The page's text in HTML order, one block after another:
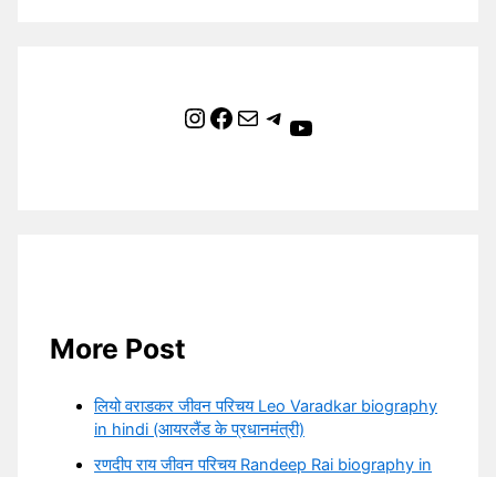
Instagram Facebook Mail Telegram YouTube
More Post
लियो वराडकर जीवन परिचय Leo Varadkar biography
in hindi (आयरलैंड के प्रधानमंत्री)
रणदीप राय जीवन परिचय Randeep Rai biography in